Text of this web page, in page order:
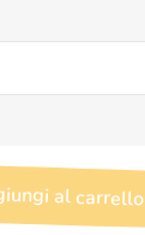
al carrello